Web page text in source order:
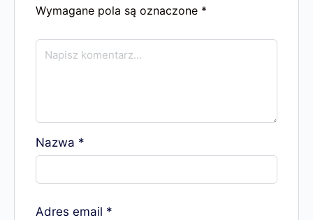
Wymagane pola są oznaczone *
Nazwa *
Adres email *